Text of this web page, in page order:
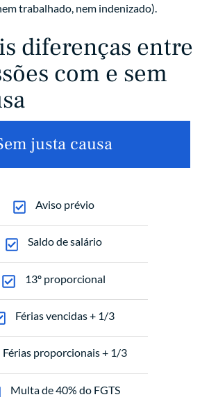
trabalhado, nem indenizado).
diferenças entre
com e sem
justa causa
Aviso prévio
Saldo de salário
13º proporcional
Férias vencidas + 1/3
Férias proporcionais + 1/3
Multa de 40% do FGTS